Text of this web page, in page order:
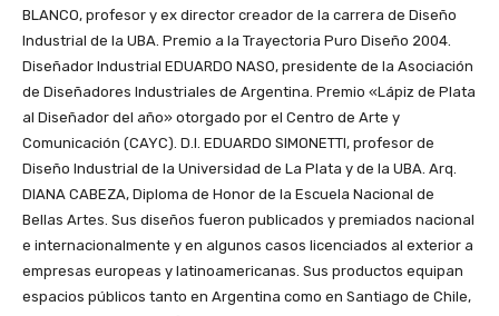
BLANCO, profesor y ex director creador de la carrera de Diseño
Industrial de la UBA. Premio a la Trayectoria Puro Diseño 2004.
Diseñador Industrial EDUARDO NASO, presidente de la Asociación
de Diseñadores Industriales de Argentina. Premio «Lápiz de Plata
al Diseñador del año» otorgado por el Centro de Arte y
Comunicación (CAYC). D.I. EDUARDO SIMONETTI, profesor de
Diseño Industrial de la Universidad de La Plata y de la UBA. Arq.
DIANA CABEZA, Diploma de Honor de la Escuela Nacional de
Bellas Artes. Sus diseños fueron publicados y premiados nacional
e internacionalmente y en algunos casos licenciados al exterior a
empresas europeas y latinoamericanas. Sus productos equipan
espacios públicos tanto en Argentina como en Santiago de Chile,